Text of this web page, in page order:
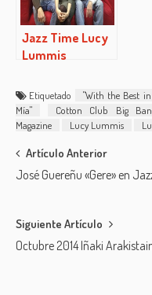
Jazz Time Lucy
Lummis
Etiquetado "With the Best
Mía"
Cotton Club Big
Magazine
Lucy Lummis
Post
navigation
Artículo Anterior
José Guereñu «Gere» en
Siguiente Artículo
Octubre 2014 Iñaki